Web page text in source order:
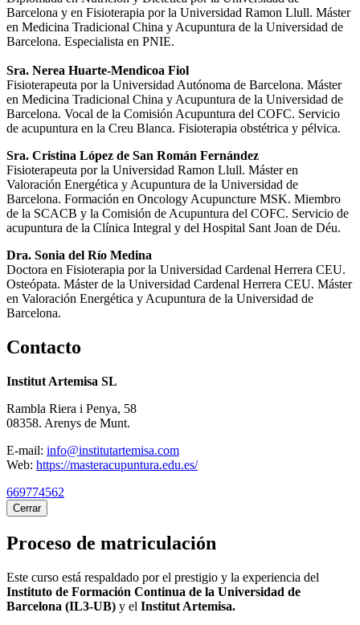
Barcelona y en Fisioterapia por la Universidad Ramon Llull. Máster
en Medicina Tradicional China y Acupuntura de la Universidad de
Barcelona. Especialista en PNIE.
Sra. Nerea Huarte-Mendicoa Fiol
Fisioterapeuta por la Universidad Autónoma de Barcelona. Máster
en Medicina Tradicional China y Acupuntura de la Universidad de
Barcelona. Vocal de la Comisión Acupuntura del COFC. Servicio
de acupuntura en la Creu Blanca. Fisioterapia obstétrica y pélvica.
Sra. Cristina López de San Román Fernández
Fisioterapeuta por la Universidad Ramon Llull. Máster en
Valoración Energética y Acupuntura de la Universidad de
Barcelona. Formación en Oncology Acupuncture MSK. Miembro
de la SCACB y la Comisión de Acupuntura del COFC. Servicio de
acupuntura de la Clínica Integral y del Hospital Sant Joan de Déu.
Dra. Sonia del Río Medina
Doctora en Fisioterapia por la Universidad Cardenal Herrera CEU.
Osteópata. Máster de la Universidad Cardenal Herrera CEU. Máster
en Valoración Energética y Acupuntura de la Universidad de
Barcelona.
Contacto
Institut Artemisa SL
Rambla Riera i Penya, 58
08358. Arenys de Munt.
E-mail: info@institutartemisa.com
Web: https://masteracupuntura.edu.es/
669774562
Cerrar
Proceso de matriculación
Este curso está respaldado por el prestigio y la experiencia del
Instituto de Formación Continua de la Universidad de
Barcelona (IL3-UB) y el Institut Artemisa.